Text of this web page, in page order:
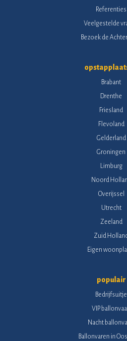
Referenties
Veelgestelde
Bezoek de
Brabant
Drenthe
Friesland
Flevoland
Gelderland
Groningen
Limburg
Noord
Overijssel
Utrecht
Zeeland
Zuid
Eigen
populair
Bedrijfsuitje
VIP
Nacht
Ballonvaren in